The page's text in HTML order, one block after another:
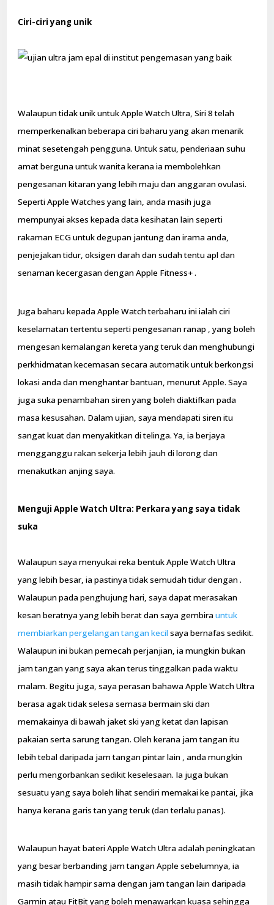
Ciri-ciri yang unik
Walaupun tidak unik untuk Apple Watch Ultra, Siri 8 telah
memperkenalkan beberapa ciri baharu yang akan menarik
minat sesetengah pengguna. Untuk satu, penderiaan suhu
amat berguna untuk wanita kerana ia membolehkan
pengesanan kitaran yang lebih maju dan anggaran ovulasi.
Seperti Apple Watches yang lain, anda masih juga
mempunyai akses kepada data kesihatan lain seperti
rakaman ECG untuk degupan jantung dan irama anda,
penjejakan tidur, oksigen darah dan sudah tentu apl dan
senaman kecergasan dengan Apple Fitness+ .
Juga baharu kepada Apple Watch terbaharu ini ialah ciri
keselamatan tertentu seperti pengesanan ranap , yang boleh
mengesan kemalangan kereta yang teruk dan menghubungi
perkhidmatan kecemasan secara automatik untuk berkongsi
lokasi anda dan menghantar bantuan, menurut Apple. Saya
juga suka penambahan siren yang boleh diaktifkan pada
masa kesusahan. Dalam ujian, saya mendapati siren itu
sangat kuat dan menyakitkan di telinga. Ya, ia berjaya
mengganggu rakan sekerja lebih jauh di lorong dan
menakutkan anjing saya.
Menguji Apple Watch Ultra: Perkara yang saya tidak
suka
Walaupun saya menyukai reka bentuk Apple Watch Ultra
yang lebih besar, ia pastinya tidak semudah tidur dengan .
Walaupun pada penghujung hari, saya dapat merasakan
kesan beratnya yang lebih berat dan saya gembirauntuk
membiarkan pergelangan tangan kecil saya bernafas sedikit.
Walaupun ini bukan pemecah perjanjian, ia mungkin bukan
jam tangan yang saya akan terus tinggalkan pada waktu
malam. Begitu juga, saya perasan bahawa Apple Watch Ultra
berasa agak tidak selesa semasa bermain ski dan
memakainya di bawah jaket ski yang ketat dan lapisan
pakaian serta sarung tangan. Oleh kerana jam tangan itu
lebih tebal daripada jam tangan pintar lain , anda mungkin
perlu mengorbankan sedikit keselesaan. Ia juga bukan
sesuatu yang saya boleh lihat sendiri memakai ke pantai, jika
hanya kerana garis tan yang teruk (dan terlalu panas).
Walaupun hayat bateri Apple Watch Ultra adalah peningkatan
yang besar berbanding jam tangan Apple sebelumnya, ia
masih tidak hampir sama dengan jam tangan lain daripada
Garmin atau FitBit yang boleh menawarkan kuasa sehingga